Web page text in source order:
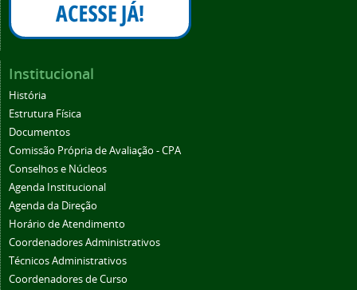
Institucional
História
Estrutura Física
Documentos
Comissão Própria de Avaliação - CPA
Conselhos e Núcleos
Agenda Institucional
Agenda da Direção
Horário de Atendimento
Coordenadores Administrativos
Técnicos Administrativos
Coordenadores de Curso